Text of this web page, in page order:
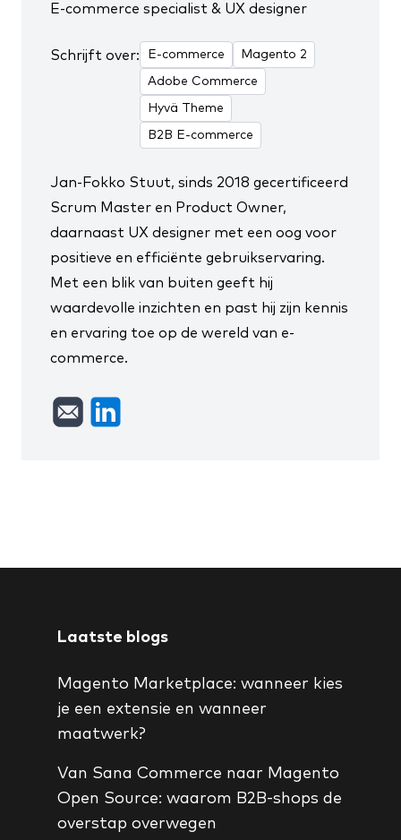
E-commerce specialist & UX designer
Schrijft over: E-commerce Magento 2
Adobe Commerce
Hyvä Theme
B2B E-commerce
Jan-Fokko Stuut, sinds 2018 gecertificeerd
Scrum Master en Product Owner,
daarnaast UX designer met een oog voor
positieve en efficiënte gebruikservaring.
Met een blik van buiten geeft hij
waardevolle inzichten en past hij zijn kennis
en ervaring toe op de wereld van e-
commerce.
Laatste blogs
Magento Marketplace: wanneer kies
je een extensie en wanneer
maatwerk?
Van Sana Commerce naar Magento
Open Source: waarom B2B-shops de
overstap overwegen